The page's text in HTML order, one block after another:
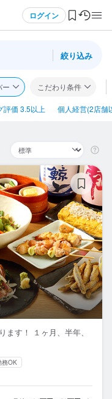
ログイン
絞り込み
ー こだわり条件
評価 3.5以上 個人経営(2店舗
ます！ １ヶ月、半年、
務OK